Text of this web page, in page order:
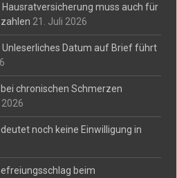
Hausratversicherung muss auch für
21. Juli 2026
Unleserliches Datum auf Brief führt
chronischen Schmerzen
noch keine Einwilligung in
beim